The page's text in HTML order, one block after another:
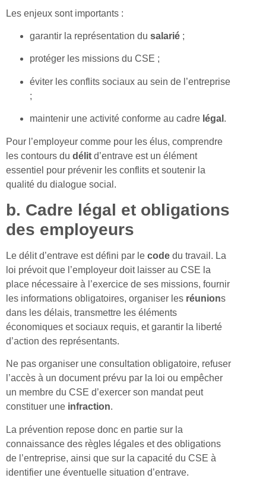
Les enjeux sont importants :
garantir la représentation du salarié ;
protéger les missions du CSE ;
éviter les conflits sociaux au sein de l’entreprise
;
maintenir une activité conforme au cadre légal .
Pour l’employeur comme pour les élus, comprendre
les contours du délit d’entrave est un élément
essentiel pour prévenir les conflits et soutenir la
qualité du dialogue social.
b. Cadre légal et obligations
des employeurs
Le délit d’entrave est défini par le code du travail. La
loi prévoit que l’employeur doit laisser au CSE la
place nécessaire à l’exercice de ses missions, fournir
les informations obligatoires, organiser les réunions
dans les délais, transmettre les éléments
économiques et sociaux requis, et garantir la liberté
d’action des représentants.
Ne pas organiser une consultation obligatoire, refuser
l’accès à un document prévu par la loi ou empêcher
un membre du CSE d’exercer son mandat peut
constituer une infraction.
La prévention repose donc en partie sur la
connaissance des règles légales et des obligations
de l’entreprise, ainsi que sur la capacité du CSE à
identifier une éventuelle situation d’entrave.